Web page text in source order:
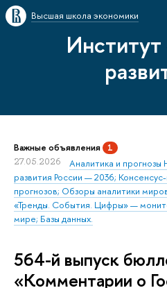
Высшая школа экономики
Важные объявления 1
27.05.2026
Аналитика и
развития России — 2036;
прогнозов; Обзоры аналитики
«Тренды. События. Цифры» —
мире; Базы данных.
564-й выпуск
«Комментарии о